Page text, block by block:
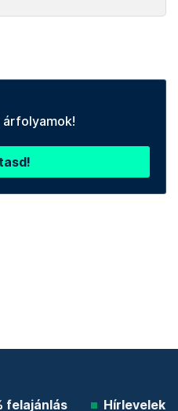
árfolyamok!
felajánlás Hírlevelek